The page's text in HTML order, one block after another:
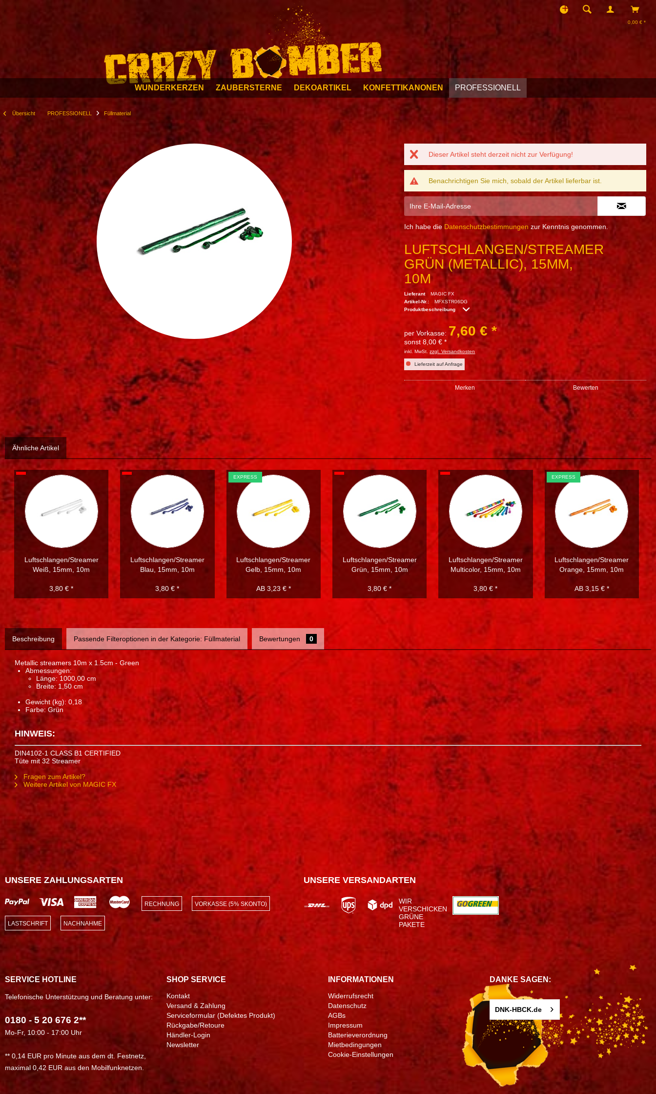
0,00 € *
WUNDERKERZEN ZAUBERSTERNE DEKOARTIKEL KONFETTIKANONEN PROFESSIONELL
Übersicht PROFESSIONELL Füllmaterial
Dieser Artikel steht derzeit nicht zur Verfügung!
Benachrichtigen Sie mich, sobald der Artikel lieferbar ist.
Ich habe die Datenschutzbestimmungen zur Kenntnis genommen.
LUFTSCHLANGEN/STREAMER
GRÜN (METALLIC), 15MM,
10M
Lieferant
MAGIC FX
Artikel-Nr.:
MFXSTR06DG
Produktbeschreibung
per Vorkasse: 7,60 € *
sonst 8,00 € *
inkl. MwSt.zzgl. Versandkosten
Lieferzeit auf Anfrage
Merken Bewerten
Ähnliche Artikel
Luftschlangen/Streamer
Weiß, 15mm, 10m
3,80 € *
Luftschlangen/Streamer
Blau, 15mm, 10m
3,80 € *
EXPRESS
Luftschlangen/Streamer
Gelb, 15mm, 10m
AB 3,23 € *
Luftschlangen/Streamer
Grün, 15mm, 10m
3,80 € *
Luftschlangen/Streamer
Multicolor, 15mm, 10m
3,80 € *
EXPRESS
Luftschlangen/Streamer
Orange, 15mm, 10m
AB 3,15 € *
Beschreibung Passende Filteroptionen in der Kategorie: Füllmaterial Bewertungen 0
Metallic streamers 10m x 1.5cm - Green
Abmessungen:
Länge: 1000,00 cm
Breite: 1,50 cm
Gewicht (kg): 0,18
Farbe: Grün
HINWEIS:
DIN4102-1 CLASS B1 CERTIFIED
Tüte mit 32 Streamer
Fragen zum Artikel?
Weitere Artikel von MAGIC FX
UNSERE ZAHLUNGSARTEN
RECHNUNG VORKASSE (5% SKONTO)
LASTSCHRIFT NACHNAHME
UNSERE VERSANDARTEN
WIR
VERSCHICKEN
GRÜNE
PAKETE
SERVICE HOTLINE
Telefonische Unterstützung und Beratung unter:
0180 - 5 20 676 2**
Mo-Fr, 10:00 - 17:00 Uhr
** 0,14 EUR pro Minute aus dem dt. Festnetz,
maximal 0,42 EUR aus den Mobilfunknetzen.
SHOP SERVICE
Kontakt
Versand & Zahlung
Serviceformular (Defektes Produkt)
Rückgabe/Retoure
Händler-Login
Newsletter
INFORMATIONEN
Widerrufsrecht
Datenschutz
AGBs
Impressum
Batterieverordnung
Mietbedingungen
Cookie-Einstellungen
DANKE SAGEN:
DNK-HBCK.de